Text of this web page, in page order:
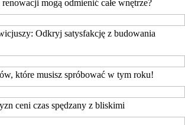
mogą odmienić całe wnętrze?
Odkryj satysfakcję z budowania
które musisz spróbować w tym roku!
ceni czas spędzany z bliskimi